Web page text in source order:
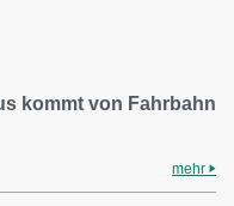
kommt von Fahrbahn
mehr